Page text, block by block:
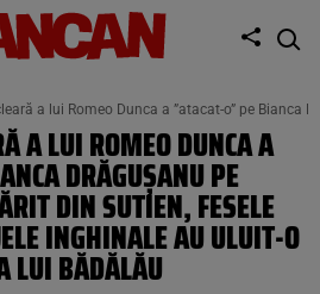
a lui Romeo Dunca a ”atacat-o” pe
A LUI ROMEO DUNCA A
DRĂGUȘANU PE
DIN SUTIEN, FESELE
INGHINALE AU ULUIT-O
LUI BĂDĂLĂU